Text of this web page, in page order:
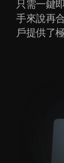
只需一鍵
手來說再
戶提供了